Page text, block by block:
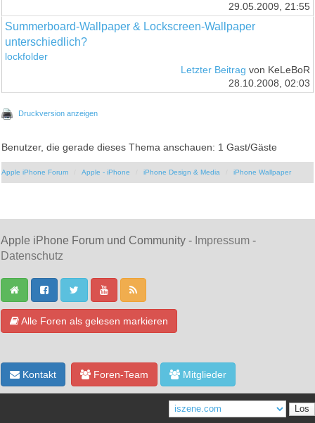
29.05.2009, 21:55
Summerboard-Wallpaper & Lockscreen-Wallpaper
unterschiedlich?
lockfolder
Letzter Beitrag von KeLeBoR
28.10.2008, 02:03
Druckversion anzeigen
Benutzer, die gerade dieses Thema anschauen: 1 Gast/Gäste
Apple iPhone Forum Apple - iPhone iPhone Design & Media iPhone Wallpaper
Apple iPhone Forum und Community - Impressum -
Datenschutz
Alle Foren als gelesen markieren
Kontakt Foren-Team Mitglieder